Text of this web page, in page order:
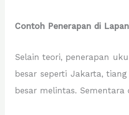
Contoh Penerapan di
Selain teori, penerapan
besar seperti Jakarta,
besar melintas.